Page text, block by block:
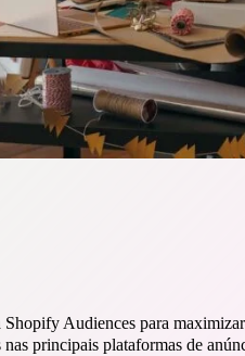
Audiences para
principais plataformas de